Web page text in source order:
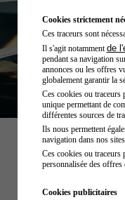
Cookies strictement
Ces traceurs sont
Il s'agit notamment de
pendant sa navigation
annonces ou les offres
globalement garantir la
Ces cookies ou traceurs
unique permettant de
différentes sources de
Ils nous permettent
navigation dans nos
Ces cookies ou traceurs
personnalisée des
Cookies publicitaires